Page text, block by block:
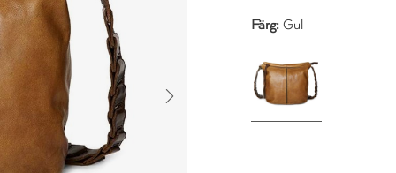
Färg: Gul